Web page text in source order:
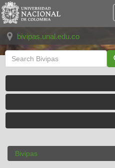
Skip
navigation
bivipas.unal.edu.co
Bivipas